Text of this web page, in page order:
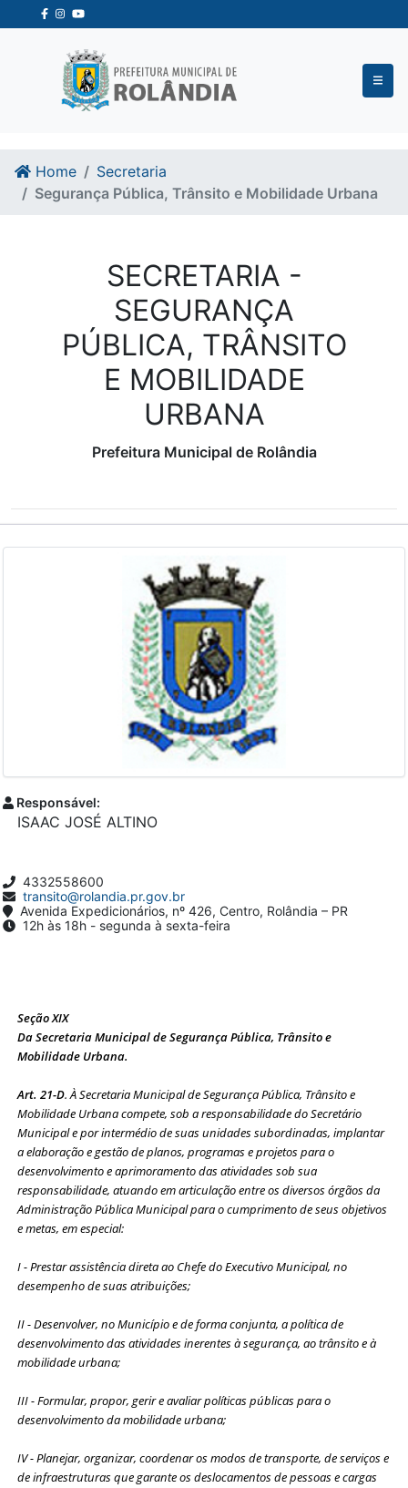
Ir para o conteudo
Ir para o fim do conteudo
Home
Secretaria
Segurança Pública, Trânsito e Mobilidade Urbana
SECRETARIA -
SEGURANÇA
PÚBLICA, TRÂNSITO
E MOBILIDADE
URBANA
Prefeitura Municipal de Rolândia
Responsável:
ISAAC JOSÉ ALTINO
4332558600
transito@rolandia.pr.gov.br
Avenida Expedicionários, nº 426, Centro, Rolândia – PR
12h às 18h - segunda à sexta-feira
Seção XIX
Da Secretaria Municipal de Segurança Pública, Trânsito e
Mobilidade Urbana.
Art. 21-D. À Secretaria Municipal de Segurança Pública, Trânsito e
Mobilidade Urbana compete, sob a responsabilidade do Secretário
Municipal e por intermédio de suas unidades subordinadas, implantar
a elaboração e gestão de planos, programas e projetos para o
desenvolvimento e aprimoramento das atividades sob sua
responsabilidade, atuando em articulação entre os diversos órgãos da
Administração Pública Municipal para o cumprimento de seus objetivos
e metas, em especial:
I - Prestar assistência direta ao Chefe do Executivo Municipal, no
desempenho de suas atribuições;
II - Desenvolver, no Município e de forma conjunta, a política de
desenvolvimento das atividades inerentes à segurança, ao trânsito e à
mobilidade urbana;
III - Formular, propor, gerir e avaliar políticas públicas para o
desenvolvimento da mobilidade urbana;
IV - Planejar, organizar, coordenar os modos de transporte, de serviços e
de infraestruturas que garante os deslocamentos de pessoas e cargas